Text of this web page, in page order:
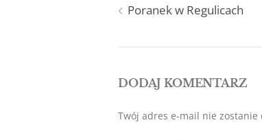
Nawigacja
wpisu
Poranek w Regulicach
DODAJ KOMENTARZ
Twój adres e-mail nie zostanie